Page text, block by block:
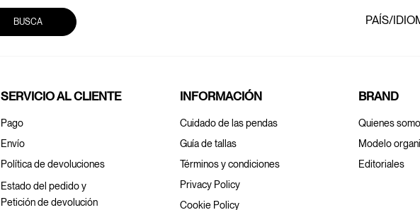
BUSCA PAÍS/
SERVICIO AL CLIENTE
Pago
Envío
Política de devoluciones
Estado del pedido y
Petición de devolución
INFORMACIÓN
Cuidado de las pendas
Guía de tallas
Términos y condiciones
Privacy Policy
Cookie Policy
BRAND
Quienes
Modelo
Editoriales